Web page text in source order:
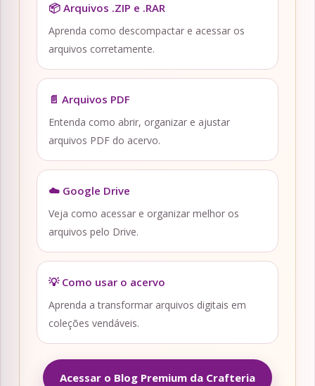
📦 Arquivos .ZIP e .RAR
Aprenda como descompactar e acessar os
arquivos corretamente.
📄 Arquivos PDF
Entenda como abrir, organizar e ajustar
arquivos PDF do acervo.
☁️ Google Drive
Veja como acessar e organizar melhor os
arquivos pelo Drive.
💡 Como usar o acervo
Aprenda a transformar arquivos digitais em
coleções vendáveis.
Acessar o Blog Premium da Crafteria